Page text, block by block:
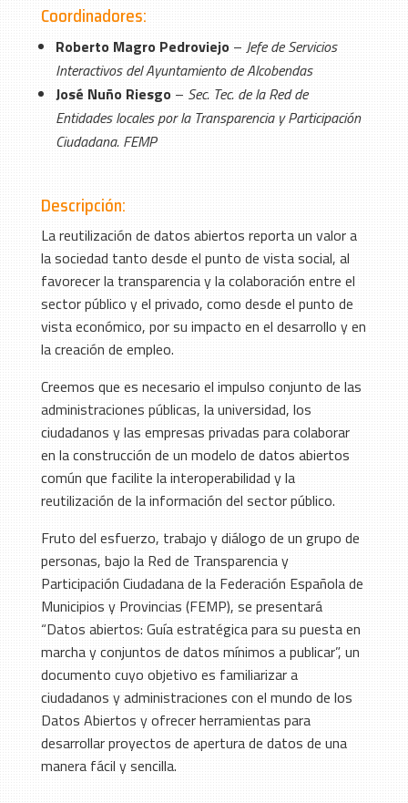
Coordinadores:
Roberto Magro Pedroviejo – Jefe de Servicios
Interactivos del Ayuntamiento de Alcobendas
José Nuño Riesgo – Sec. Tec. de la Red de
Entidades locales por la Transparencia y Participación
Ciudadana. FEMP
Descripción:
La reutilización de datos abiertos reporta un valor a
la sociedad tanto desde el punto de vista social, al
favorecer la transparencia y la colaboración entre el
sector público y el privado, como desde el punto de
vista económico, por su impacto en el desarrollo y en
la creación de empleo.
Creemos que es necesario el impulso conjunto de las
administraciones públicas, la universidad, los
ciudadanos y las empresas privadas para colaborar
en la construcción de un modelo de datos abiertos
común que facilite la interoperabilidad y la
reutilización de la información del sector público.
Fruto del esfuerzo, trabajo y diálogo de un grupo de
personas, bajo la Red de Transparencia y
Participación Ciudadana de la Federación Española de
Municipios y Provincias (FEMP), se presentará
“Datos abiertos: Guía estratégica para su puesta en
marcha y conjuntos de datos mínimos a publicar”, un
documento cuyo objetivo es familiarizar a
ciudadanos y administraciones con el mundo de los
Datos Abiertos y ofrecer herramientas para
desarrollar proyectos de apertura de datos de una
manera fácil y sencilla.